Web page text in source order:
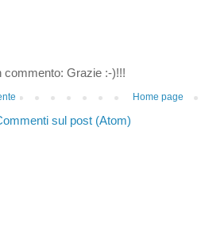
commento: Grazie :-)!!!
Home page
sul post (Atom)